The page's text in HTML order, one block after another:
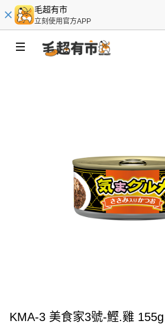
毛超有市
立刻使用官方APP
KMA-3 美食家3號-鰹.雞